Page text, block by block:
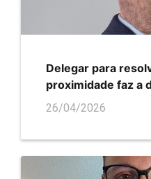
Delegar para
proximidade faz a
26/04/2026